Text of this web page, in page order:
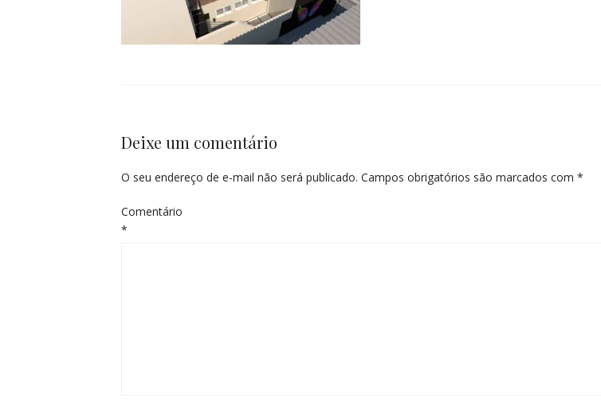
Deixe um comentário
O seu endereço de e-mail não será publicado. Campos obrigatórios são marcados com *
Comentário
*